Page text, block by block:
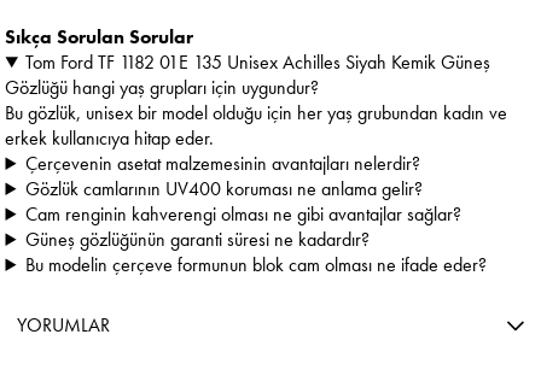
Sıkça Sorulan Sorular
Tom Ford TF 1182 01E 135 Unisex Achilles Siyah Kemik Güneş
Gözlüğü hangi yaş grupları için uygundur?
Bu gözlük, unisex bir model olduğu için her yaş grubundan kadın ve
erkek kullanıcıya hitap eder.
Çerçevenin asetat malzemesinin avantajları nelerdir?
Gözlük camlarının UV400 koruması ne anlama gelir?
Cam renginin kahverengi olması ne gibi avantajlar sağlar?
Güneş gözlüğünün garanti süresi ne kadardır?
Bu modelin çerçeve formunun blok cam olması ne ifade eder?
YORUMLAR